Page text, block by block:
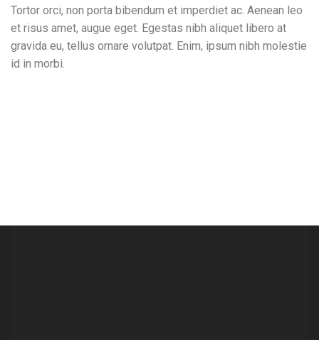
Tortor orci, non porta bibendum et imperdiet ac. Aenean leo
et risus amet, augue eget. Egestas nibh aliquet libero at
gravida eu, tellus ornare volutpat. Enim, ipsum nibh molestie
id in morbi.